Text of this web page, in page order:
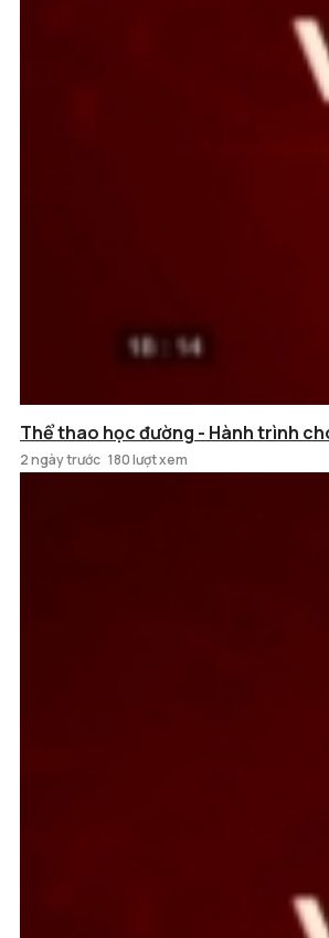
Thể thao học đường - Hành trình
2 ngày trước 180 lượt xem